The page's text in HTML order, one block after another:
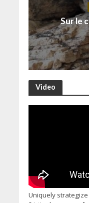
Sur le
Video
Uniquely